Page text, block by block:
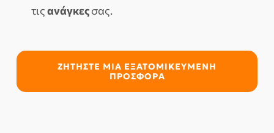
τιςανάγκεςσας.
ΖΗΤΉΣΤΕ ΜΙΑ ΕΞΑΤΟΜΙΚΕΥΜΈΝΗ
ΠΡΟΣΦΟΡΆ